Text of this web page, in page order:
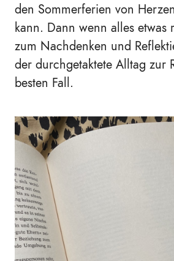
den Sommerferien von
kann. Dann wenn alles etwas
zum Nachdenken und
der durchgetaktete Alltag zur
besten Fall.